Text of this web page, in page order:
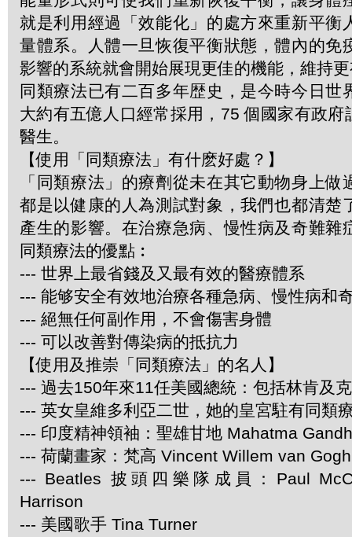
就是利用經過「效能化」的處方來重新平衡
量體系。人體一旦恢復平衡狀態，體內的免
影響的系統就會開始展現更佳的機能，維持
同類療法已有二百多年歴史，是今時今日世
大約有五億人口經常採用，75 個國家有政府
醫生。
【使用「同類療法」有什麽好處？】
「同類療法」的療劑從未在其它動物身上做
都是以健康的人為測試對象，我們也都清楚
產生的影響。在治療急病、慢性病及奇難雜
同類療法的優點︰
--- 世界上最省錢及又最有效的醫療體系
--- 能够安全有效地治療各種急病、慢性病和
--- 絕無任何副作用，不會傷害身體
--- 可以改善對傳染病的抵抗力
【使用及推崇「同類療法」的名人】
--- 過去150年來11任美國總統：包括林肯及
--- 英女皇維多利亞二世，她的皇宮駐有同類
--- 印度精神領袖：聖雄甘地 Mahatma
--- 荷蘭畫家：梵高 Vincent Willem van Gogh
--- Beatles 披頭四樂隊成員：Paul
Harrison
--- 美國歌手 Tina Turner